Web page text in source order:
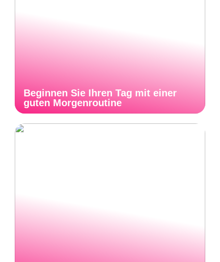
Beginnen Sie Ihren Tag mit einer
guten Morgenroutine